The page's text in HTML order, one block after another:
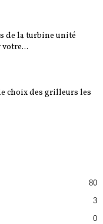
de la turbine unité
choix des grilleurs les
80
3
0